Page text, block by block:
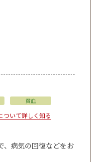
貧血
ついて詳しく知る
、病気の回復などをお